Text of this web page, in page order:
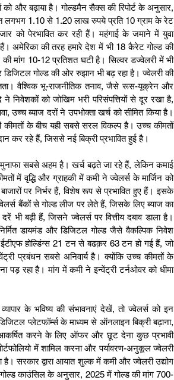
को और बढ़ाया है। गोल्डमैन सैक्स की रिपोर्ट के अनुसार,
लगभग 1.10 से 1.20 लाख रुपये प्रति 10 ग्राम के रेट
को पेरभावित कर रही हैं। महंगाई के जमाने में युवा
अमेरिका की तरह हमारे देश में भी 18 कैरेट गोल्ड की
मांग 10-12 प्रतिशत घटी है। सिल्वर डज्वेलरी में भी
डिजिटल गोल्ड की ओर रुझान भी बढ़ रहा है। ज्वेलरी की
वैश्विक भू-राजनीतिक तनाव, जैसे रूस-यूक्रेन और
निवेशकों को जोखिम भरी परिसंपत्तियों से दूर रखा है,
ब्याज दरों ने उपभोक्ता खर्च को सीमित किया है।
कीमतों के बीच यही सबसे सरल विकल्प है। उच्च कीमतों
कर रहे हैं, जिससे नई बिक्री प्रभावित हुई है।
सबसे अहम है। खर्च बढ़ते जा रहे हैं, लेकिन कमाई
में वृद्धि और ग्राहकी में कमी ने ज्वेलर्स के मार्जिन को
पर निर्भर हैं, विशेष रूप से प्रभावित हुए हैं। इसके
बैंकों से गोल्ड लीज पर लेते हैं, जिसके लिए ब्याज का
भी बढ़ी हैं, जिसने ज्वेलर्स पर वित्तीय दबाव डाला है।
डायमंड और डिजिटल गोल्ड जैसे वैकल्पिक निवेश
ईटीएफ होल्डिंग्स 21 टन से बढक़र 63 टन हो गई हैं, जो
प्रबंधन सबसे अनिवार्य है। क्योंकि उच्च कीमतों के
पड़ रहा है। मांग में कमी ने इन्वेंट्री टर्नओवर को धीमा
के भविष्य की संभावनाएं देखें, तो ज्वेलर्स को इन
प्लेटफॉर्म्स के माध्यम से ऑनलाइन बिक्री बढ़ाना,
आकर्षित करने के लिए ऑफर और छूट देना कुछ प्रभावी
में शामिल करना और पर्यावरण-अनुकूल ज्वेलरी
सरकार द्वारा आयात शुल्क में कमी और ज्वेलरी उद्योग
काउंसिल के अनुसार, 2025 में गोल्ड की मांग 700-